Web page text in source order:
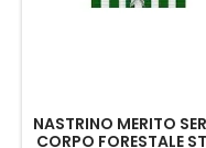
NASTRINO MERITO
CORPO FORESTALE